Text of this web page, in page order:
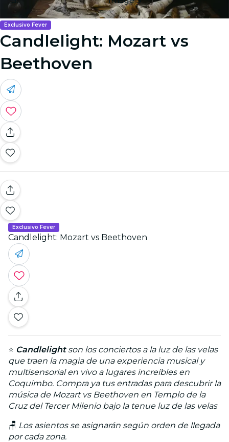
Exclusivo Fever
Candlelight: Mozart vs
Beethoven
Exclusivo Fever
Candlelight: Mozart vs Beethoven
⭐ Candlelightson los conciertos a la luz de las velas
que traen la magia de una experiencia musical y
multisensorial en vivo a lugares increíbles en
Coquimbo. Compra ya tus entradas para descubrir la
música de Mozart vs Beethoven en Templo de la
Cruz del Tercer Milenio bajo la tenue luz de las velas
🪑 Los asientos se asignarán según orden de llegada
por cada zona.